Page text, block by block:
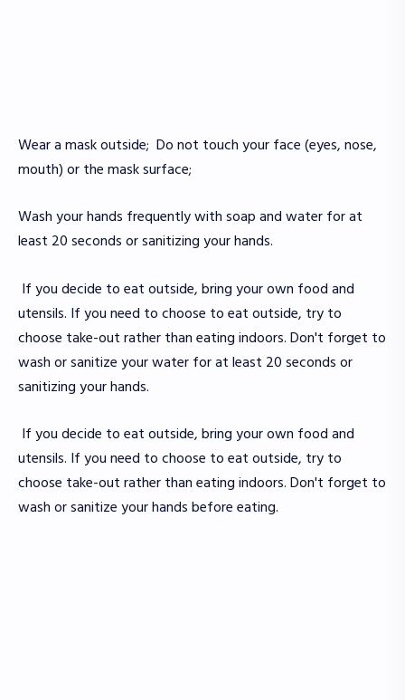
Wear a mask outside; Do not touch your face (eyes, nose,
mouth) or the mask surface;
Wash your hands frequently with soap and water for at
least 20 seconds or sanitizing your hands.
If you decide to eat outside, bring your own food and
utensils. If you need to choose to eat outside, try to
choose take-out rather than eating indoors. Don't forget to
wash or sanitize your water for at least 20 seconds or
sanitizing your hands.
If you decide to eat outside, bring your own food and
utensils. If you need to choose to eat outside, try to
choose take-out rather than eating indoors. Don't forget to
wash or sanitize your hands before eating.